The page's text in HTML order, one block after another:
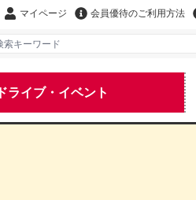
マイページ 会員優待のご利用方法
ドライブ・イベント